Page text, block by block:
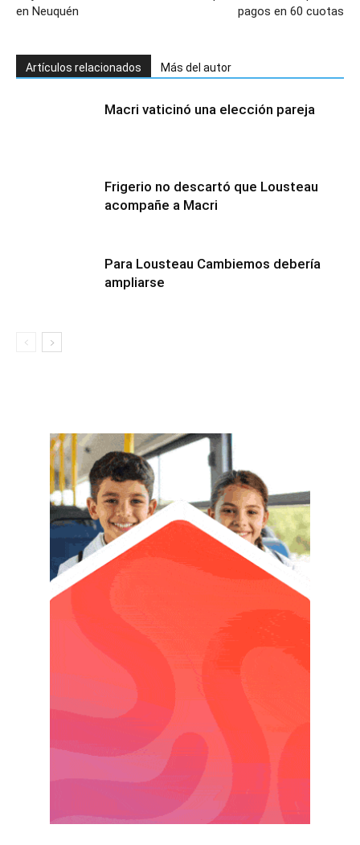
en Neuquén
pagos en 60 cuotas
Artículos relacionados Más del autor
Macri vaticinó una elección pareja
Frigerio no descartó que Lousteau
acompañe a Macri
Para Lousteau Cambiemos debería
ampliarse